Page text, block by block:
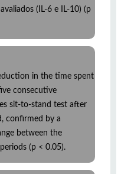
(IL-6 e IL-10) (p
in the time spent
consecutive
sit-to-stand test after
confirmed by a
between the
(p < 0.05).